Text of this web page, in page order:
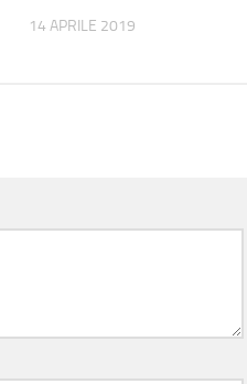
14 APRILE 2019